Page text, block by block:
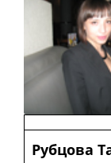
Рубцова